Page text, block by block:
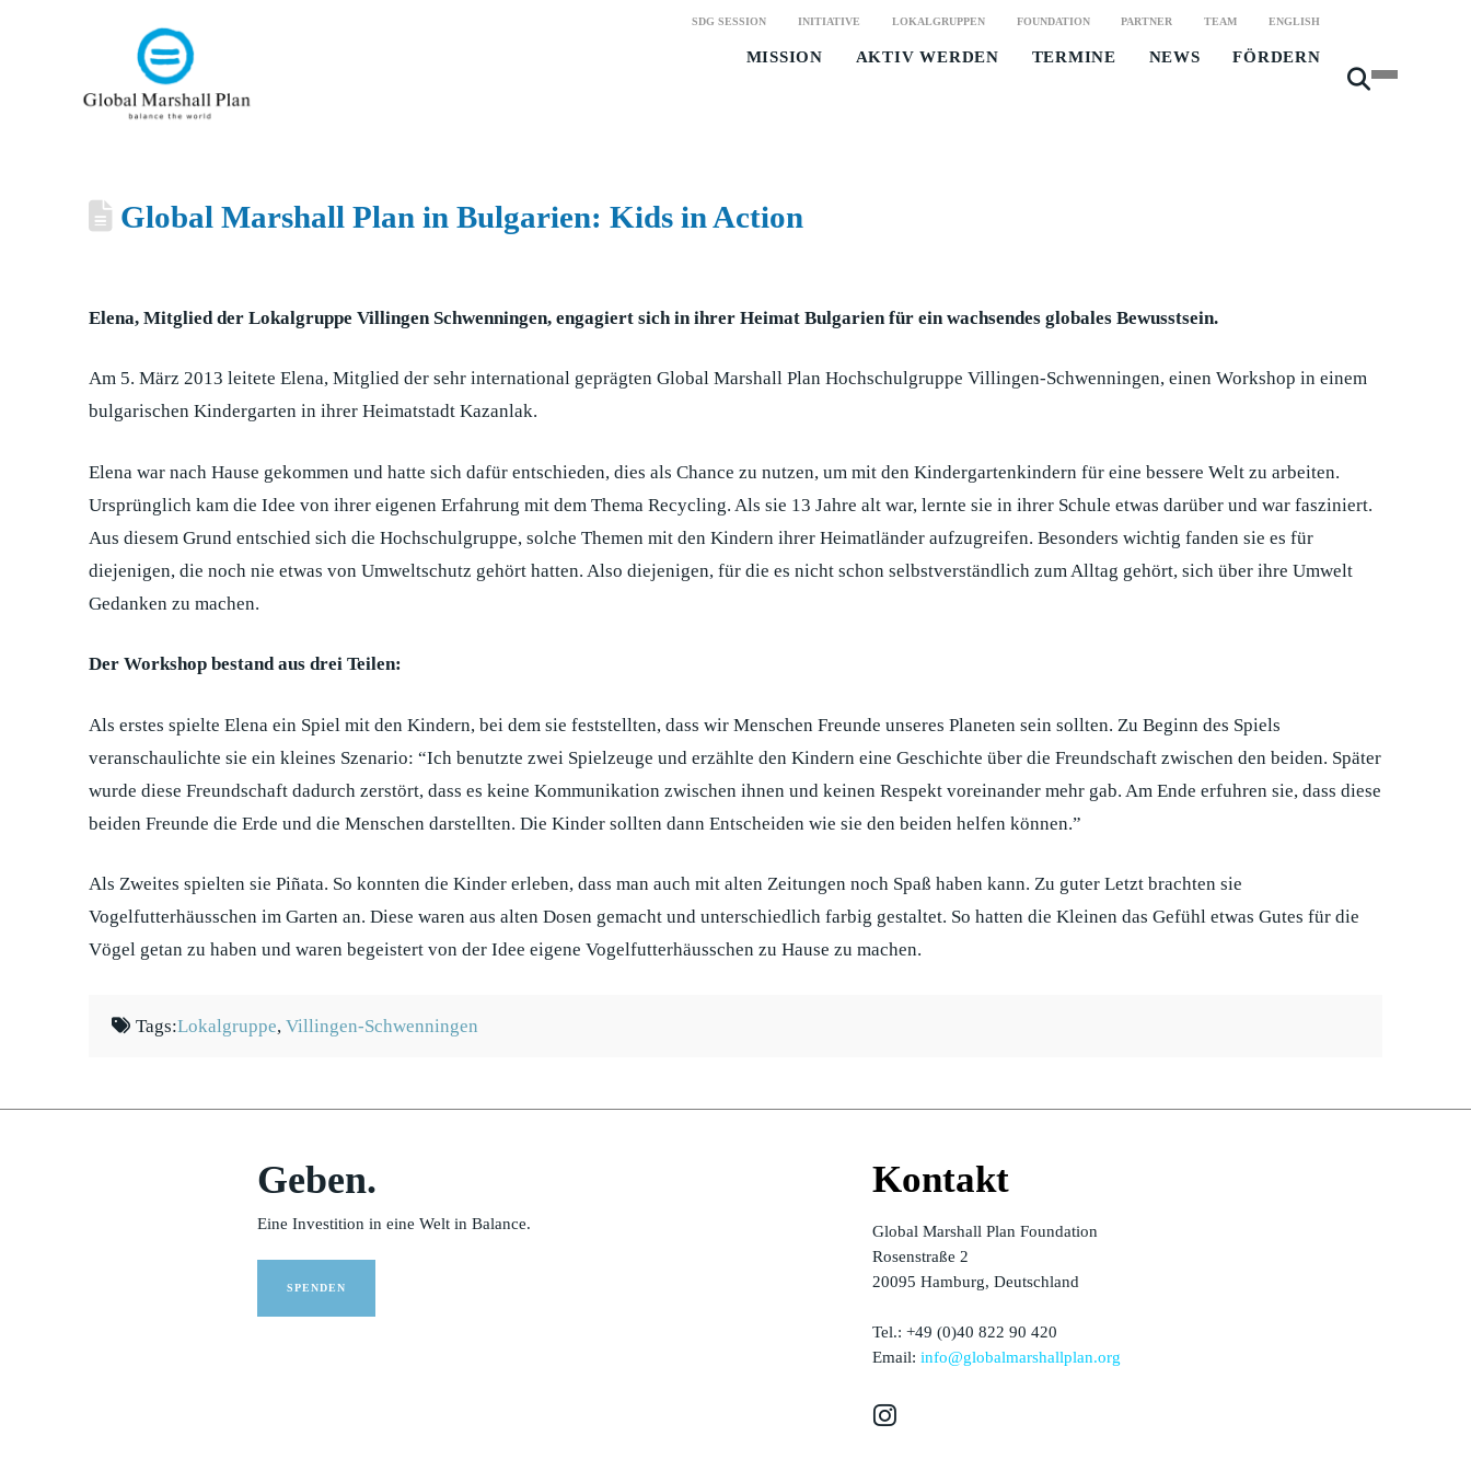
SDG SESSION INITIATIVE LOKALGRUPPEN FOUNDATION PARTNER TEAM ENGLISH
MISSION AKTIV WERDEN TERMINE NEWS FÖRDERN
Global Marshall Plan in Bulgarien: Kids in Action
Elena, Mitglied der Lokalgruppe Villingen Schwenningen, engagiert sich in ihrer Heimat Bulgarien für ein wachsendes globales Bewusstsein.
Am 5. März 2013 leitete Elena, Mitglied der sehr international geprägten Global Marshall Plan Hochschulgruppe Villingen-Schwenningen, einen Workshop in einem
bulgarischen Kindergarten in ihrer Heimatstadt Kazanlak.
Elena war nach Hause gekommen und hatte sich dafür entschieden, dies als Chance zu nutzen, um mit den Kindergartenkindern für eine bessere Welt zu arbeiten.
Ursprünglich kam die Idee von ihrer eigenen Erfahrung mit dem Thema Recycling. Als sie 13 Jahre alt war, lernte sie in ihrer Schule etwas darüber und war fasziniert.
Aus diesem Grund entschied sich die Hochschulgruppe, solche Themen mit den Kindern ihrer Heimatländer aufzugreifen. Besonders wichtig fanden sie es für
diejenigen, die noch nie etwas von Umweltschutz gehört hatten. Also diejenigen, für die es nicht schon selbstverständlich zum Alltag gehört, sich über ihre Umwelt
Gedanken zu machen.
Der Workshop bestand aus drei Teilen:
Als erstes spielte Elena ein Spiel mit den Kindern, bei dem sie feststellten, dass wir Menschen Freunde unseres Planeten sein sollten. Zu Beginn des Spiels
veranschaulichte sie ein kleines Szenario: “Ich benutzte zwei Spielzeuge und erzählte den Kindern eine Geschichte über die Freundschaft zwischen den beiden. Später
wurde diese Freundschaft dadurch zerstört, dass es keine Kommunikation zwischen ihnen und keinen Respekt voreinander mehr gab. Am Ende erfuhren sie, dass diese
beiden Freunde die Erde und die Menschen darstellten. Die Kinder sollten dann Entscheiden wie sie den beiden helfen können.”
Als Zweites spielten sie Piñata. So konnten die Kinder erleben, dass man auch mit alten Zeitungen noch Spaß haben kann. Zu guter Letzt brachten sie
Vogelfutterhäusschen im Garten an. Diese waren aus alten Dosen gemacht und unterschiedlich farbig gestaltet. So hatten die Kleinen das Gefühl etwas Gutes für die
Vögel getan zu haben und waren begeistert von der Idee eigene Vogelfutterhäusschen zu Hause zu machen.
Tags:Lokalgruppe, Villingen-Schwenningen
Geben.
Eine Investition in eine Welt in Balance.
SPENDEN
Kontakt
Global Marshall Plan Foundation
Rosenstraße 2
20095 Hamburg, Deutschland
Tel.: +49 (0)40 822 90 420
Email: info@globalmarshallplan.org